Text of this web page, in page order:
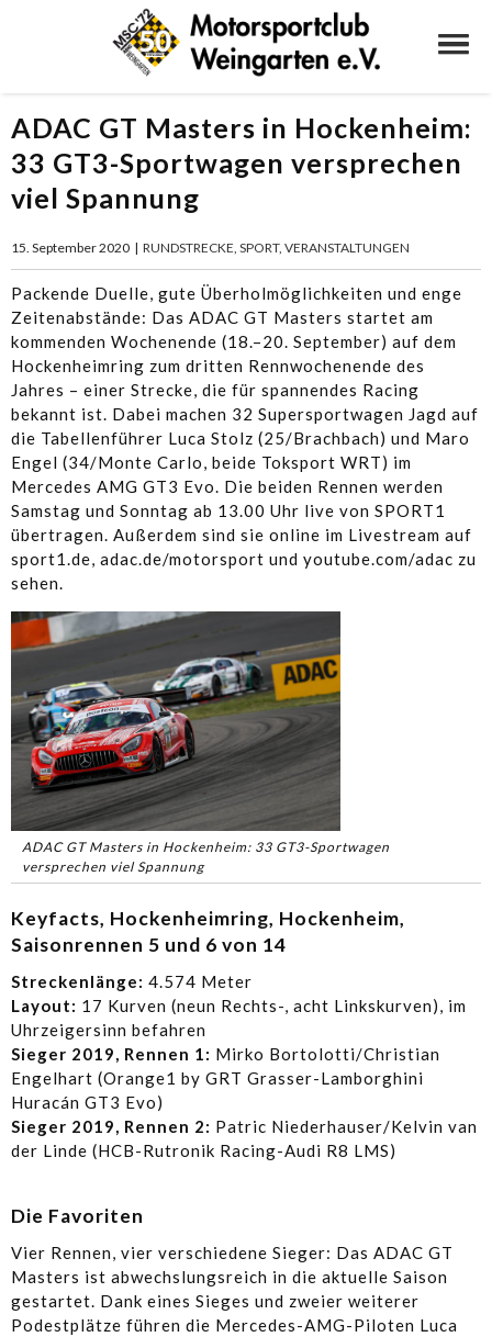
ADAC GT Masters in Hockenheim:
33 GT3-Sportwagen versprechen
viel Spannung
15. September 2020 | RUNDSTRECKE, SPORT, VERANSTALTUNGEN
Packende Duelle, gute Überholmöglichkeiten und enge
Zeitenabstände: Das ADAC GT Masters startet am
kommenden Wochenende (18.–20. September) auf dem
Hockenheimring zum dritten Rennwochenende des
Jahres – einer Strecke, die für spannendes Racing
bekannt ist. Dabei machen 32 Supersportwagen Jagd auf
die Tabellenführer Luca Stolz (25/Brachbach) und Maro
Engel (34/Monte Carlo, beide Toksport WRT) im
Mercedes AMG GT3 Evo. Die beiden Rennen werden
Samstag und Sonntag ab 13.00 Uhr live von SPORT1
übertragen. Außerdem sind sie online im Livestream auf
sport1.de, adac.de/motorsport und youtube.com/adac zu
sehen.
ADAC GT Masters in Hockenheim: 33 GT3-Sportwagen
versprechen viel Spannung
Keyfacts, Hockenheimring, Hockenheim,
Saisonrennen 5 und 6 von 14
Streckenlänge: 4.574 Meter
Layout: 17 Kurven (neun Rechts-, acht Linkskurven), im
Uhrzeigersinn befahren
Sieger 2019, Rennen 1: Mirko Bortolotti/Christian
Engelhart (Orange1 by GRT Grasser-Lamborghini
Huracán GT3 Evo)
Sieger 2019, Rennen 2: Patric Niederhauser/Kelvin van
der Linde (HCB-Rutronik Racing-Audi R8 LMS)
Die Favoriten
Vier Rennen, vier verschiedene Sieger: Das ADAC GT
Masters ist abwechslungsreich in die aktuelle Saison
gestartet. Dank eines Sieges und zweier weiterer
Podestplätze führen die Mercedes-AMG-Piloten Luca